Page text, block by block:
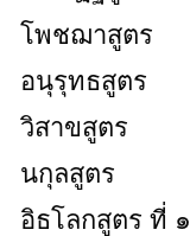
โพชฌาสูตร
อนุรุทธสูตร
วิสาขสูตร
นกุลสูตร
อิธโลกสูตร ที่ ๑